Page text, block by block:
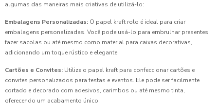
algumas das maneiras mais criativas de utilizá-lo:
Embalagens Personalizadas: O papel kraft rolo é ideal para criar
embalagens personalizadas. Você pode usá-lo para embrulhar presentes,
fazer sacolas ou até mesmo como material para caixas decorativas,
adicionando um toque rústico e elegante.
Cartões e Convites: Utilize o papel kraft para confeccionar cartões e
convites personalizados para festas e eventos. Ele pode ser facilmente
cortado e decorado com adesivos, carimbos ou até mesmo tinta,
oferecendo um acabamento único.